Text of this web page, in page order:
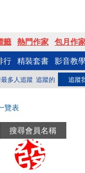
籤 熱門作家 包月作
行 精裝套書 影音教
多人追蹤 追蹤的 追蹤
覽表